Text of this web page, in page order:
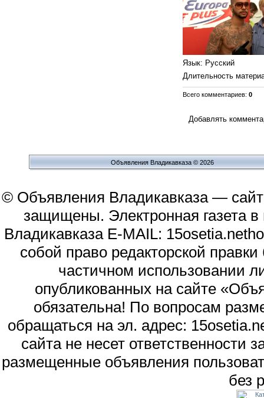
Язык: Русский
Длительность
Всего комментариев: 0
Добавлять
Объявления Владикавказа © 2026
© Объявления Владикавказа —
защищены. Электронная газета
Владикавказа E-MAIL:
собой право редакторской
частичном использовании
опубликованных на сайте
обязательна! По вопросам
обращаться на эл. адрес:
сайта не несет
размещенные объявления
без